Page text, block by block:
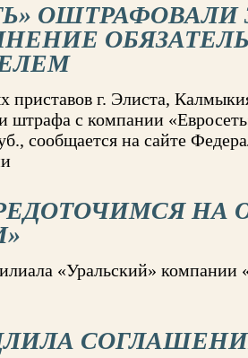
ОШТРАФОВАЛИ
приставов г. Элиста,
штрафа с компании
сообщается на сайте
НА
«Уральский» компании